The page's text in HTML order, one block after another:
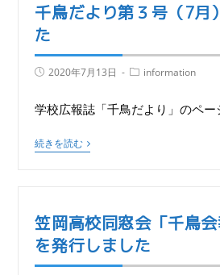
千鳥だより第３号（7月
た
2020年7月13日 information
学校広報誌「千鳥だより」のペー
続きを読む
笠岡高校同窓会「千鳥会
を発行しました